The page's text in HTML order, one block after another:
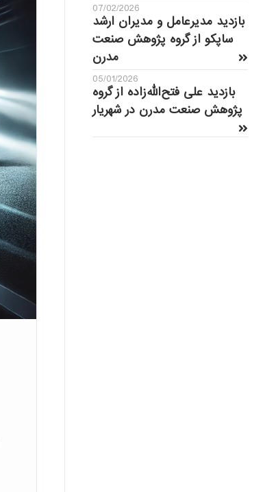
07/02/2026
بازدید مدیرعامل و مدیران ارشد
ساپکو از گروه پژوهش صنعت
مدرن
05/01/2026
بازدید علی فتح‌الله‌زاده از گروه
پژوهش صنعت مدرن در شهریار